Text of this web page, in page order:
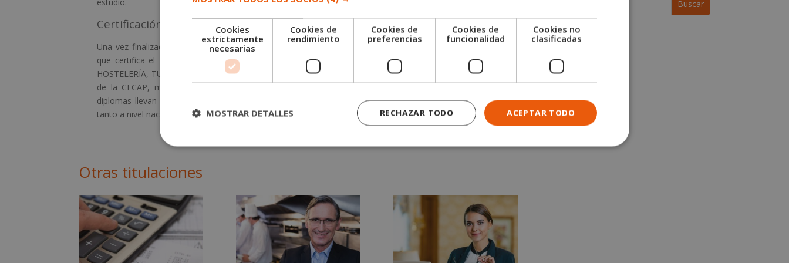
Certificación obtenida
Una vez finalizados los estudios y superadas las pruebas de evaluación, el alumno recibirá un diploma
que certifica el «
Técnico en Recursos Humanos Experto en Hostelería
«, de la ESCUELA EUROPEA DE
HOSTELERÍA, TURISMO Y RESTAURACIÓN. Esta titulación está avalada por nuestra condición de socios
de la CECAP, máxima institución representativa del sector de la formación en España. Además, los
diplomas llevan el sello de Notario Europeo que da fe a la validez, contenidos y autenticidad del título
tanto a nivel nacional como internacional.
Otras titulaciones
Cookies
estrictamente
necesarias
Cookies de
rendimiento
Cookies de
preferencias
Cookies de
funcionalidad
Cookies no
clasificadas
ACEPTAR TODO
RECHAZAR TODO
MOSTRAR DETALLES